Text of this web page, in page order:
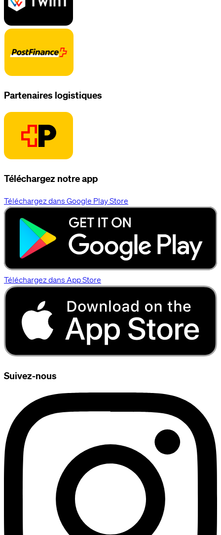
Partenaires logistiques
Téléchargez notre app
Téléchargez dans Google Play Store
Téléchargez dans App Store
Suivez-nous